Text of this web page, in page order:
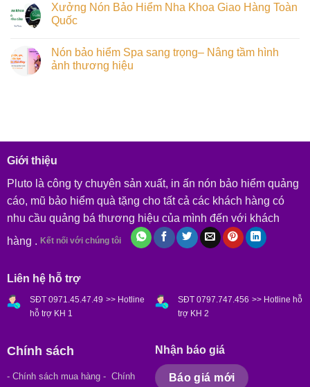
Xưởng Nón Bảo Hiểm Nha Khoa Giao Hàng Toàn
Quốc
Nón bảo hiểm Spa sang trọng– Nâng tầm hình
ảnh thương hiệu
Giới thiệu
Pluto là công ty chuyên sản xuất, in ấn nón bảo hiểm quảng
cáo, mũ bảo hiểm quà tặng cho tất cả các khách hàng có
nhu cầu quảng bá thương hiệu của mình đến với khách
hàng .
Kết nối với chúng tôi
Liên hệ hỗ trợ
SĐT 0971.45.47.49 >> Hotline
hỗ trợ KH 1
SĐT 0797.747.456 >> Hotline hỗ
trợ KH 2
Chính sách
- Chính sách mua hàng - Chính
Nhận báo giá
Báo giá mới